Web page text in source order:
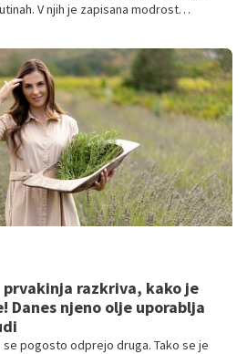
V njih je zapisana modrost
zdravje še dolgo pred sodobno
prvakinja razkriva, kako je
Danes njeno olje uporablja
pogosto odprejo druga. Tako se je